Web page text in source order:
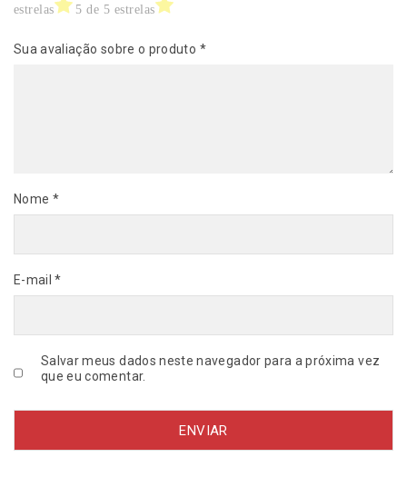
0
3
d
estrelas 5 de 5 estrelas
Sua avaliação sobre o produto *
Nome *
E-mail*
Salvar meus dados neste navegador para a próxima vez
que eu comentar.